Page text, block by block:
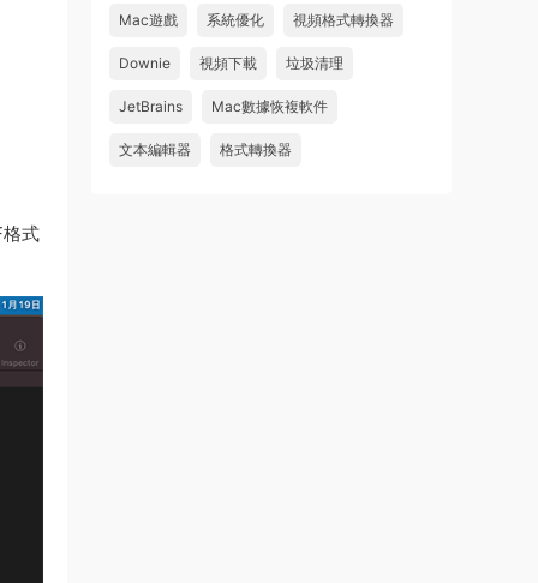
式
u604731536624 • 2026-07-15
中文破解版
Mac遊戲 系統優化 視頻格式轉換器
Downie 視頻下載 垃圾清理
JetBrains Mac數據恢複軟件
文本編輯器 格式轉換器